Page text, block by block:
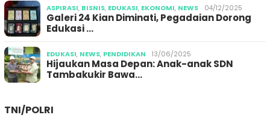
ASPIRASI, BISNIS, EDUKASI, EKONOMI, NEWS 04/12/2025
Galeri 24 Kian Diminati, Pegadaian Dorong
Edukasi …
EDUKASI, NEWS, PENDIDIKAN 13/06/2025
Hijaukan Masa Depan: Anak-anak SDN
Tambakukir Bawa…
TNI/POLRI